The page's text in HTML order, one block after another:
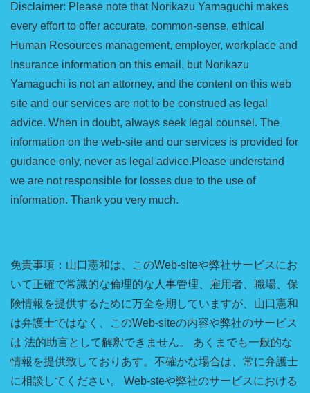
Disclaimer: Please note that Norikazu Yamaguchi makes
every effort to offer accurate, common-sense, ethical
Human Resources management, employer, workplace and
Insurance information on this email, but Norikazu
Yamaguchi is not an attorney, and the content on this web
site and our services are not to be construed as legal
advice. When in doubt, always seek legal counsel. The
information on the web-site and our services is provided for
guidance only, never as legal advice.Please understand
we are not responsible for losses due to the use of
information. Thank you very much.
免責事項：山口憲和は、このWeb-siteや弊社サービスにお
いて正確で常識的な倫理的な人事管理、雇用者、職場、保
険情報を提供するために万全を期していますが、山口憲和
は弁護士ではなく、このWeb-siteの内容や弊社のサービス
は 法的助言として解釈できません。 あくまでも一般的な
情報を提供致しておりあす。不確かな場合は、常に弁護士
に相談してください。 Web-steや弊社のサービスにおける